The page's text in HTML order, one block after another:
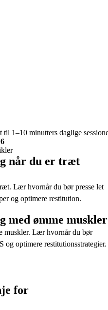
1–10 minutters daglige
når du er træt
Lær hvornår du bør presse let
og optimere restitution.
med ømme muskler
muskler. Lær hvornår du bør
optimere restitutionsstrategier.
for